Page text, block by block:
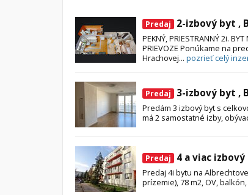
Byt
Garsónky
Dvojgarsónky
2-izbové
3-izbové
Dom
Vila
Chalupa
Predaj 2-izbový byt ,
PEKNÝ, PRIESTRANNÝ 2i.
PRIEVOZE Ponúkame na
Hrachovej... pozrieť celý
Predaj 3-izbový byt ,
Predám 3 izbový byt s
má 2 samostatné izby,
Predaj 4 a viac
Predaj 4i bytu na
prízemie), 78 m2, OV,